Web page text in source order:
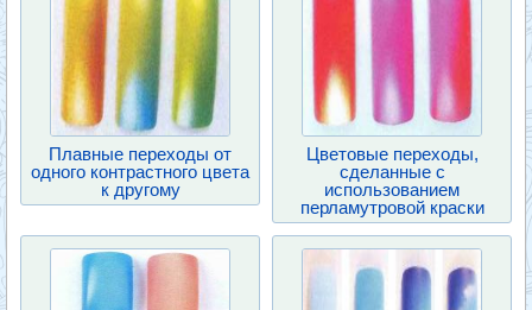
Плавные переходы от
одного контрастного цвета
к другому
Цветовые переходы,
сделанные с
использованием
перламутровой краски